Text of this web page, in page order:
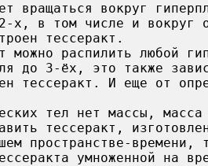
вращаться вокруг
х, в том числе и вокруг
тессеракт.
распилить любой
до 3-ёх, это также
тессеракт. И еще от
тел нет массы,
тессеракт,
пространстве-времени,
умноженной на